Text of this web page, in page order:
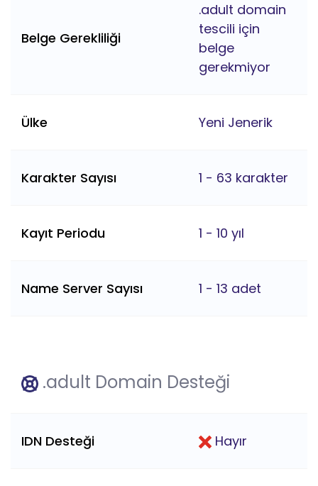
Belge Gerekliliği
.adult domain
tescili için
belge
gerekmiyor
Ülke Yeni Jenerik
Karakter Sayısı 1 - 63 karakter
Kayıt Periodu 1 - 10 yıl
Name Server Sayısı 1 - 13 adet
.adult Domain Desteği
IDN Desteği Hayır